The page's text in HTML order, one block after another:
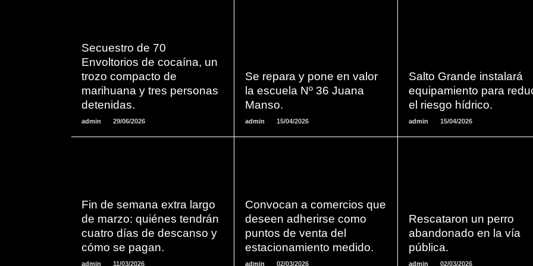
Secuestro de 70
Envoltorios de cocaína, un
trozo compacto de
marihuana y tres personas
detenidas.
admin 29/06/2026
LEER
MAS
Se repara y pone en valor
la escuela Nº 36 Juana
Manso.
admin 15/04/2026
Salto Grande instalará
equipamiento para
el riesgo hídrico.
admin 15/04/2026
Fin de semana extra largo
de marzo: quiénes tendrán
cuatro días de descanso y
cómo se pagan.
admin 11/03/2026
MAS
Convocan a comercios que
deseen adherirse como
puntos de venta del
estacionamiento medido.
admin 02/03/2026
MAS
Rescataron un perro
abandonado en la vía
pública.
admin 02/03/2026